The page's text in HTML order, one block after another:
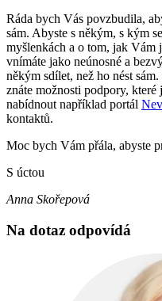
Ráda bych Vás povzbudila,
sám. Abyste s někým, s kým
myšlenkách a o tom, jak Vám
vnímáte jako neúnosné a
někým sdílet, než ho nést
znáte možnosti podpory,
nabídnout například portál
kontaktů.
Moc bych Vám přála, abyste
S úctou
Anna Skořepová
Na dotaz odpovídá